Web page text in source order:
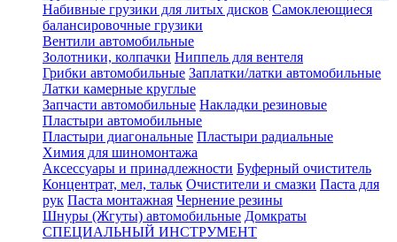
Набивные грузики для литых дисков Самоклеющиеся
балансировочные грузики
Вентили автомобильные
Золотники, колпачки Ниппель для вентеля
Грибки автомобильные Заплатки/латки автомобильные
Латки камерные круглые
Запчасти автомобильные Накладки резиновые
Пластыри автомобильные
Пластыри диагональные Пластыри радиальные
Химия для шиномонтажа
Аксессуары и принадлежности Буферный очиститель
Концентрат, мел, тальк Очистители и смазки Паста для
рук Паста монтажная Чернение резины
Шнуры (Жгуты) автомобильные Домкраты
СПЕЦИАЛЬНЫЙ ИНСТРУМЕНТ